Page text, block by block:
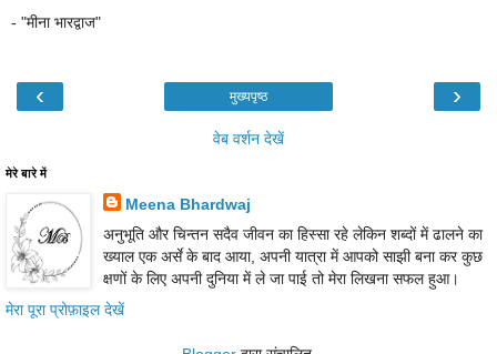
- "मीना भारद्वाज"
‹ ›
मुख्यपृष्ठ
वेब वर्शन देखें
मेरे बारे में
Meena Bhardwaj
अनुभूति और चिन्तन सदैव जीवन का हिस्सा रहे लेकिन शब्दों में ढालने का
ख्याल एक अर्से के बाद आया, अपनी यात्रा में आपको साझी बना कर कुछ
क्षणों के लिए अपनी दुनिया में ले जा पाई तो मेरा लिखना सफल हुआ।
मेरा पूरा प्रोफ़ाइल देखें